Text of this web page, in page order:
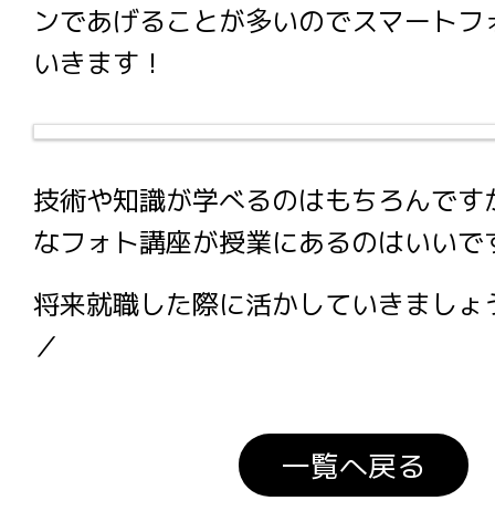
ンであげることが多いのでスマート
いきます！
技術や知識が学べるのはもちろんで
なフォト講座が授業にあるのはいいで
将来就職した際に活かしていきまし
／
一覧へ戻る